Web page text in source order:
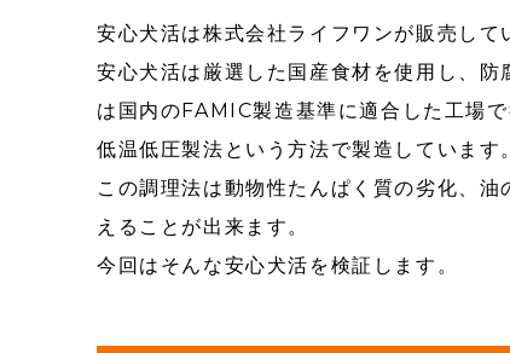
安心犬活は株式会社ライフワンが販売して
安心犬活は厳選した国産食材を使用し、
は国内のFAMIC製造基準に適合した工場で
低温低圧製法という方法で製造しています。
この調理法は動物性たんぱく質の劣化、
えることが出来ます。
今回はそんな安心犬活を検証します。